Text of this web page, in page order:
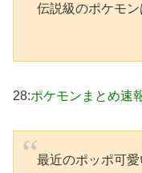
伝説級のポケモ
28:ポケモンまとめ速
最近のポッポ可